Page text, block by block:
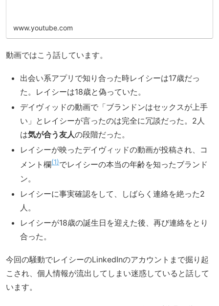
www.youtube.com
動画ではこう話しています。
出会い系アプリで知り合った時レイシーは17歳だっ
た。レイシーは18歳と偽っていた。
デイヴィッドの動画で「ブランドンはセックスが上手
い」とレイシーが言ったのは完全に冗談だった。2人
は気が合う友人の段階だった。
レイシーが映ったデイヴィッドの動画が投稿され、コ
メント欄 1 でレイシーの本当の年齢を知ったブランド
ン。
レイシーに事実確認をして、しばらく連絡を絶った2
人。
レイシーが18歳の誕生日を迎えた後、再び連絡をとり
合った。
今回の騒動でレイシーのLinkedInのアカウントまで掘り起
こされ、個人情報が流出してしまい迷惑していると話して
います。